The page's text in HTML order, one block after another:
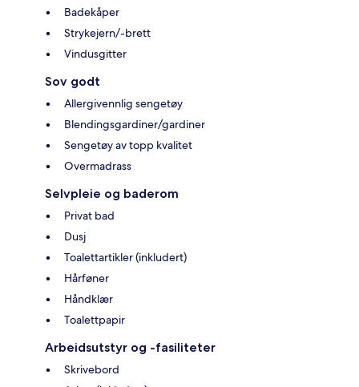
Badekåper
Strykejern/-brett
Vindusgitter
Sov godt
Allergivennlig sengetøy
Blendingsgardiner/gardiner
Sengetøy av topp kvalitet
Overmadrass
Selvpleie og baderom
Privat bad
Dusj
Toalettartikler (inkludert)
Hårføner
Håndklær
Toalettpapir
Arbeidsutstyr og -fasiliteter
Skrivebord